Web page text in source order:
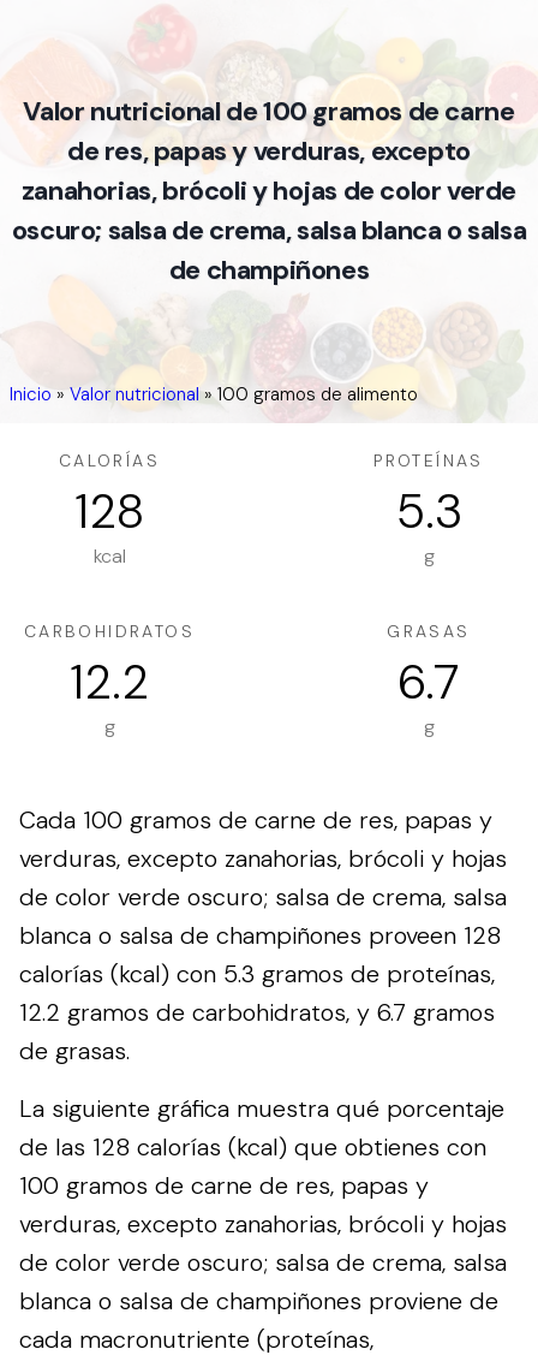
Valor nutricional de 100 gramos de carne
de res, papas y verduras, excepto
zanahorias, brócoli y hojas de color verde
oscuro; salsa de crema, salsa blanca o salsa
de champiñones
Inicio» Valor nutricional»100 gramos de alimento
CALORÍAS
128
kcal
PROTEÍNAS
5.3
g
CARBOHIDRATOS
12.2
g
GRASAS
6.7
g
Cada 100 gramos de carne de res, papas y
verduras, excepto zanahorias, brócoli y hojas
de color verde oscuro; salsa de crema, salsa
blanca o salsa de champiñones proveen 128
calorías (kcal) con 5.3 gramos de proteínas,
12.2 gramos de carbohidratos, y 6.7 gramos
de grasas.
La siguiente gráfica muestra qué porcentaje
de las 128 calorías (kcal) que obtienes con
100 gramos de carne de res, papas y
verduras, excepto zanahorias, brócoli y hojas
de color verde oscuro; salsa de crema, salsa
blanca o salsa de champiñones proviene de
cada macronutriente (proteínas,